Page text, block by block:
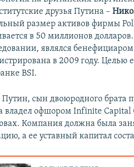
друзья Путина –
размер активов фирмы
в 50 миллионов
являлся
в 2009 году. Целью
BSI.
сын двоюродного брата
владел офшором Infinite Capital
Компания должна была
а ее уставный капитал